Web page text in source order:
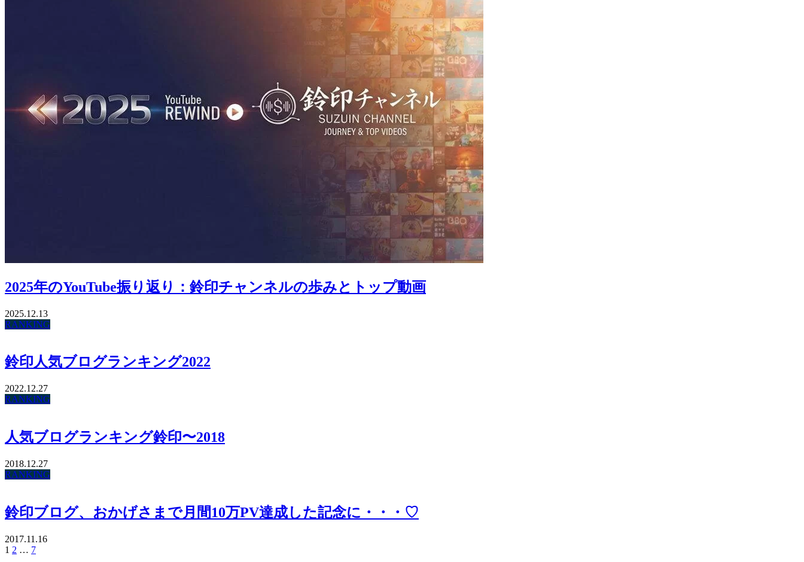
2025年のYouTube振り返り：鈴印チャンネルの歩みとトップ動画
2025.12.13
RANKING
鈴印人気ブログランキング2022
2022.12.27
RANKING
人気ブログランキング鈴印〜2018
2018.12.27
RANKING
鈴印ブログ、おかげさまで月間10万PV達成した記念に・・・♡
2017.11.16
投
1 2 … 7